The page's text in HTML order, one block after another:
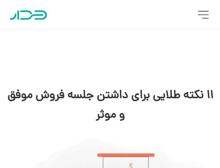
11 نکته طلایی برای داشتن جلسه فروش موفق
و موثر